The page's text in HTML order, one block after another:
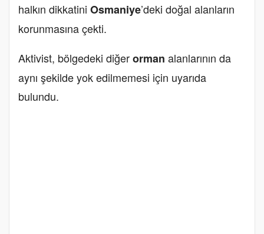
halkın dikkatini Osmaniye’deki doğal alanların
korunmasına çekti.
Aktivist, bölgedeki diğerorman alanlarının da
aynı şekilde yok edilmemesi için uyarıda
bulundu.